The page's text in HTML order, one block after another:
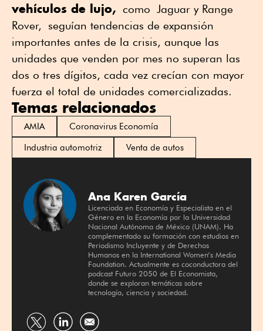
vehículos de lujo, como Jaguar y Range
Rover, seguían tendencias de expansión
importantes antes de la crisis, aunque las
unidades que venden por mes no superan las
dos o tres dígitos, cada vez crecían con mayor
fuerza el total de unidades comercializadas.
Temas relacionados
AMIA
Coronavirus Economía
Industria automotriz
Venta de autos
Ana Karen García
Licenciada en Economía y Especialista en el
Género en la Economía por la Universidad
Nacional Autónoma de México (UNAM). Ha
complementado su formación con estudios en
Periodismo Incluyente y de Derechos
Humanos en la International Women’s Media
Foundation. Actualmente es coconductora del
podcast Futuro 2050 de El Economista,
donde se exploran temáticas sobre
tecnología, ciencia y sociedad.
CompartirCompartir